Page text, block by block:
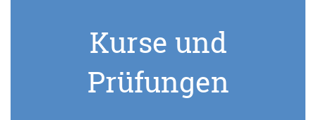
Kurse und
Prüfungen